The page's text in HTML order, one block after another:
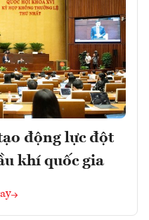
động lực đột
khí quốc gia